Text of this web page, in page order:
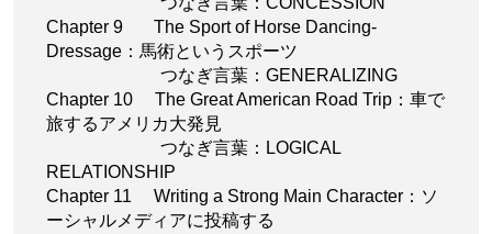
Chapter 9 The Sport of Horse Dancing-
Dressage：馬術というスポーツ
つなぎ言葉：GENERALIZING
Chapter 10 The Great American Road Trip：車で
旅するアメリカ大発見
つなぎ言葉：LOGICAL
RELATIONSHIP
Chapter 11 Writing a Strong Main Character：ソ
ーシャルメディアに投稿する